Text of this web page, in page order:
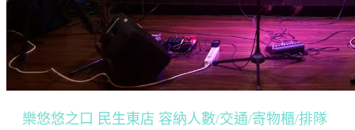
樂悠悠之口 民生東店 容納人數/交通/寄物櫃/排隊